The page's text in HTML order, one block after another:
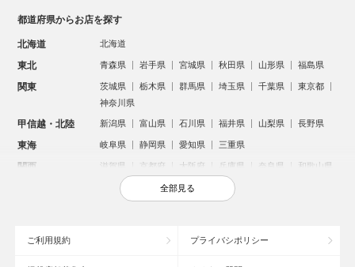
都道府県からお店を探す
北海道 北海道
東北 青森県 岩手県 宮城県 秋田県 山形県 福島県
関東 茨城県 栃木県 群馬県 埼玉県 千葉県
東京都
神奈川県
甲信越・北陸 新潟県 富山県 石川県 福井県 山梨県 長野県
東海 岐阜県 静岡県 愛知県 三重県
関西 滋賀県 京都府 大阪府 兵庫県 奈良県 和歌山県
鳥取県 島根県 岡山県 広島県
沖縄県
全部見る
ご利用規約 プライバシポリシー